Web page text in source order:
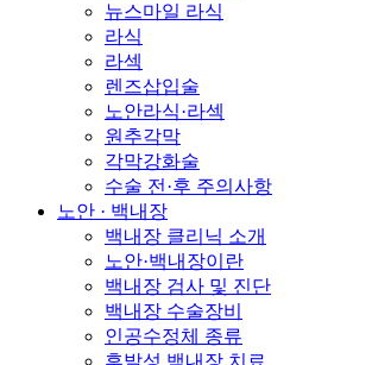
뉴스마일 라식
라식
라섹
렌즈삽입술
노안라식·라섹
원추각막
각막강화술
수술 전·후 주의사항
노안 · 백내장
백내장 클리닉 소개
노안·백내장이란
백내장 검사 및 진단
백내장 수술장비
인공수정체 종류